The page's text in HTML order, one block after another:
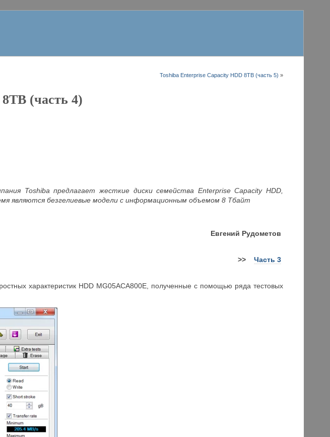
Toshiba Enterprise Capacity HDD 8TB (часть 5) »
(часть 4)
Toshiba предлагает жесткие диски семейства Enterprise Capacity HDD,
являются безгелиевые модели с информационным объемом 8 Тбайт
Евгений Рудометов
>> Часть 3
характеристик HDD MG05ACA800E, полученные с помощью ряда тестовых